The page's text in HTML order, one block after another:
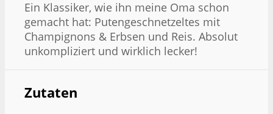
Ein Klassiker, wie ihn meine Oma schon
gemacht hat: Putengeschnetzeltes mit
Champignons & Erbsen und Reis. Absolut
unkompliziert und wirklich lecker!
Zutaten